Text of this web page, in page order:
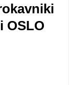
OSLO